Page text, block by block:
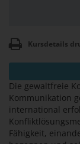
Kursdetails
Die gewaltfreie
Kommunikation
international
Fähigkeit,